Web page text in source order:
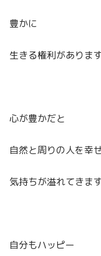
豊かに
生きる権利があります
心が豊かだと
自然と周りの人を幸
気持ちが溢れてきます
自分もハッピー